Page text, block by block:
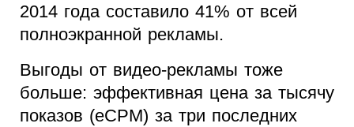
2014 года составило 41% от всей
полноэкранной рекламы.
Выгоды от видео-рекламы тоже
больше: эффективная цена за тысячу
показов (eCPM) за три последних